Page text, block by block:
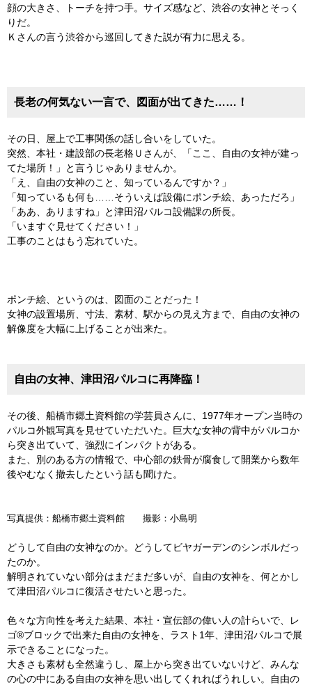
顔の大きさ、トーチを持つ手。サイズ感など、渋谷の女神とそっく
りだ。
Ｋさんの言う渋谷から巡回してきた説が有力に思える。
長老の何気ない一言で、図面が出てきた……！
その日、屋上で工事関係の話し合いをしていた。
突然、本社・建設部の長老格Ｕさんが、「ここ、自由の女神が建っ
てた場所！」と言うじゃありませんか。
「え、自由の女神のこと、知っているんですか？」
「知っているも何も……そういえば設備にポンチ絵、あっただろ」
「ああ、ありますね」と津田沼パルコ設備課の所長。
「いますぐ見せてください！」
工事のことはもう忘れていた。
ポンチ絵、というのは、図面のことだった！
女神の設置場所、寸法、素材、駅からの見え方まで、自由の女神の
解像度を大幅に上げることが出来た。
自由の女神、津田沼パルコに再降臨！
その後、船橋市郷土資料館の学芸員さんに、1977年オープン当時の
パルコ外観写真を見せていただいた。巨大な女神の背中がパルコか
ら突き出ていて、強烈にインパクトがある。
また、別のある方の情報で、中心部の鉄骨が腐食して開業から数年
後やむなく撤去したという話も聞けた。
写真提供：船橋市郷土資料館 撮影：小島明
どうして自由の女神なのか。どうしてビヤガーデンのシンボルだっ
たのか。
解明されていない部分はまだまだ多いが、自由の女神を、何とかし
て津田沼パルコに復活させたいと思った。
色々な方向性を考えた結果、本社・宣伝部の偉い人の計らいで、レ
ゴ®ブロックで出来た自由の女神を、ラスト1年、津田沼パルコで展
示できることになった。
大きさも素材も全然違うし、屋上から突き出ていないけど、みんな
の心の中にある自由の女神を思い出してくれればうれしい。自由の